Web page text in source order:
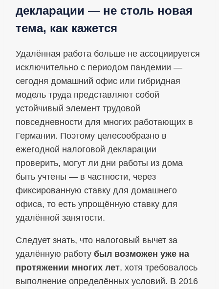
декларации — не столь новая
тема, как кажется
Удалённая работа больше не ассоциируется
исключительно с периодом пандемии —
сегодня домашний офис или гибридная
модель труда представляют собой
устойчивый элемент трудовой
повседневности для многих работающих в
Германии. Поэтому целесообразно в
ежегодной налоговой декларации
проверить, могут ли дни работы из дома
быть учтены — в частности, через
фиксированную ставку для домашнего
офиса, то есть упрощённую ставку для
удалённой занятости.
Следует знать, что налоговый вычет за
удалённую работу был возможен уже на
протяжении многих лет, хотя требовалось
выполнение определённых условий. В 2016